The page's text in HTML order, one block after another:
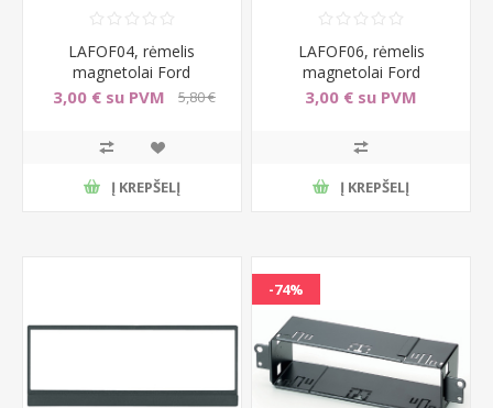
LAFOF04, rėmelis
magnetolai Ford
Cougar/Fiesta/Galaxy/Focus/Monde
3,00 € su PVM
5,80 €
Į KREPŠELĮ
LAFOF06, rėmelis
magnetolai Ford
Escort/Orion/Transit/Scorpio,
3,00 € su PVM
Į KREPŠELĮ
-74%